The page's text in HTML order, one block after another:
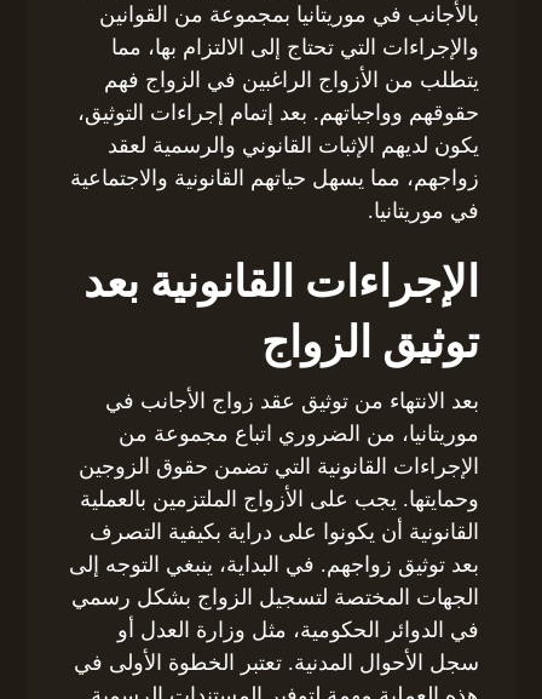
بالأجانب في موريتانيا بمجموعة من القوانين
والإجراءات التي تحتاج إلى الالتزام بها، مما
يتطلب من الأزواج الراغبين في الزواج فهم
حقوقهم وواجباتهم. بعد إتمام إجراءات التوثيق،
يكون لديهم الإثبات القانوني والرسمية لعقد
زواجهم، مما يسهل حياتهم القانونية والاجتماعية
في موريتانيا.
الإجراءات القانونية بعد
توثيق الزواج
بعد الانتهاء من توثيق عقد زواج الأجانب في
موريتانيا، من الضروري اتباع مجموعة من
الإجراءات القانونية التي تضمن حقوق الزوجين
وحمايتها. يجب على الأزواج الملتزمين بالعملية
القانونية أن يكونوا على دراية بكيفية التصرف
بعد توثيق زواجهم. في البداية، ينبغي التوجه إلى
الجهات المختصة لتسجيل الزواج بشكل رسمي
في الدوائر الحكومية، مثل وزارة العدل أو
سجل الأحوال المدنية. تعتبر الخطوة الأولى في